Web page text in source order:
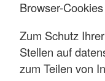
Browser-
Zum Schutz
Stellen auf
zum Teilen von